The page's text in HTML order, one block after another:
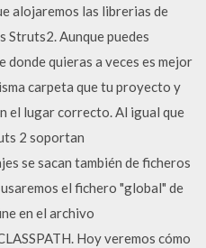
alojaremos las librerias de
Struts2. Aunque puedes
donde quieras a veces es mejor
carpeta que tu proyecto y
el lugar correcto. Al igual que
2 soportan
se sacan también de ficheros
el fichero "global" de
en el archivo
Hoy veremos cómo